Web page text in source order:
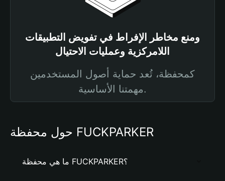
ومنع مخاطر الإفراط في تفويض التطبيقات
اللامركزية وعمليات الاحتيال
كمحفظة، تُعد حماية أصول المستخدمين
مهمتنا الأساسية.
حول محفظة FUCKPARKER
ما هي محفظة FUCKPARKER؟